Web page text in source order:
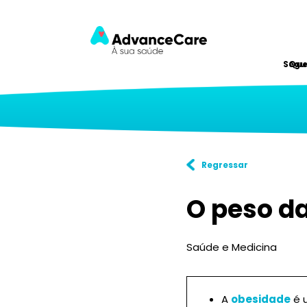
Regressar
O peso
Saúde e Medicina
A obesidadeé